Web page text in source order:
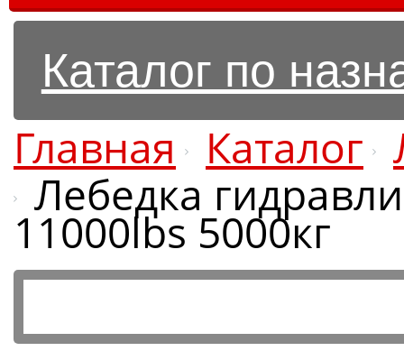
Каталог по
Главная Каталог
Лебедка
11000lbs 5000кг